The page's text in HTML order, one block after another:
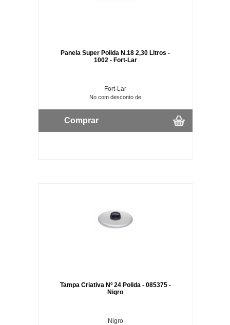
Panela Super Polida N.18 2,30 Litros -
1002 - Fort-Lar
Fort-Lar
No com desconto de
Comprar
Tampa Criativa Nº 24 Polida - 085375 -
Nigro
Nigro